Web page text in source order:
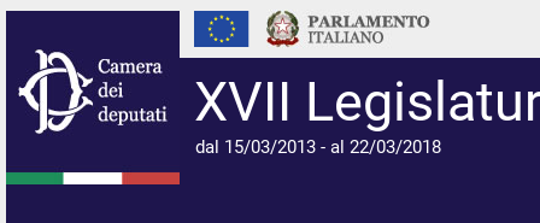
XVII
dal 15/03/2013 - al 22/03/2018